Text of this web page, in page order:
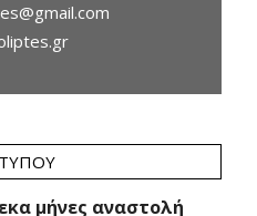
μήνες αναστολή